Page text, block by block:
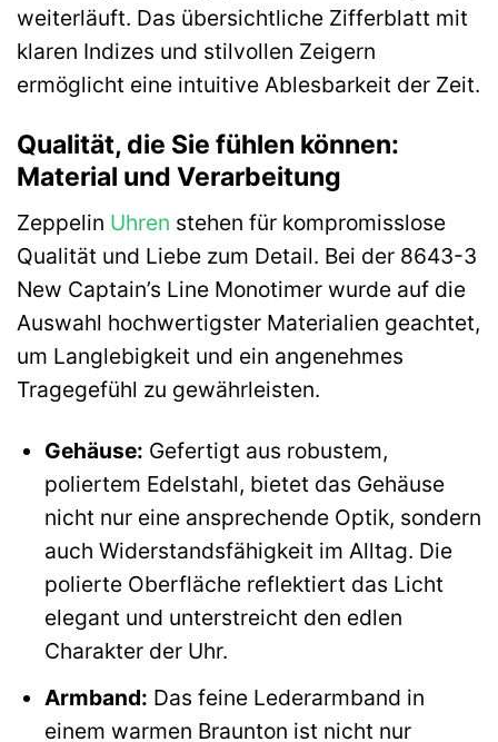
weiterläuft. Das übersichtliche Zifferblatt mit
klaren Indizes und stilvollen Zeigern
ermöglicht eine intuitive Ablesbarkeit der Zeit.
Qualität, die Sie fühlen können:
Material und Verarbeitung
Zeppelin Uhren stehen für kompromisslose
Qualität und Liebe zum Detail. Bei der 8643-3
New Captain’s Line Monotimer wurde auf die
Auswahl hochwertigster Materialien geachtet,
um Langlebigkeit und ein angenehmes
Tragegefühl zu gewährleisten.
Gehäuse: Gefertigt aus robustem,
poliertem Edelstahl, bietet das Gehäuse
nicht nur eine ansprechende Optik, sondern
auch Widerstandsfähigkeit im Alltag. Die
polierte Oberfläche reflektiert das Licht
elegant und unterstreicht den edlen
Charakter der Uhr.
Armband: Das feine Lederarmband in
einem warmen Braunton ist nicht nur